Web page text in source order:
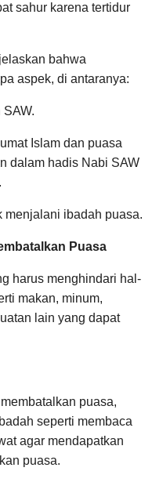
sahur karena tertidur
bahwa
aspek, di antaranya:
Islam dan puasa
dalam hadis Nabi SAW
menjalani ibadah puasa.
Puasa
harus menghindari hal-
makan, minum,
lain yang dapat
puasa,
seperti membaca
agar mendapatkan
puasa.